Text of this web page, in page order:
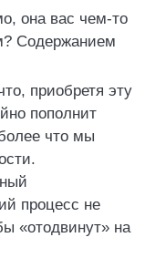
она вас чем-то
Содержанием
приобретя эту
пополнит
что мы
процесс не
«отодвинут» на